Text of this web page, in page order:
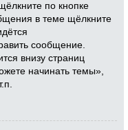
по кнопке
в теме щёлкните
сообщение.
внизу страниц
начинать темы»,